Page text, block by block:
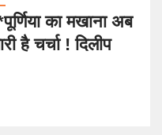
का मखाना अब
है चर्चा ! दिलीप